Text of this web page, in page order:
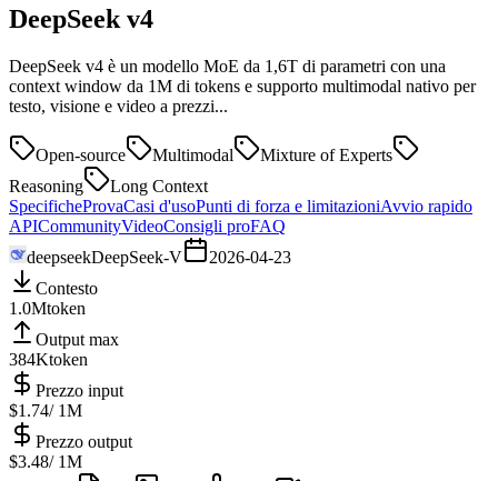
DeepSeek v4
DeepSeek v4 è un modello MoE da 1,6T di parametri con una
context window da 1M di tokens e supporto multimodal nativo per
testo, visione e video a prezzi...
Open-source Multimodal
Mixture of Experts
Reasoning
Long Context
SpecificheProvaCasi d'usoPunti di forza e limitazioniAvvio rapido
APICommunityVideoConsigli proFAQ
deepseekDeepSeek-V
2026-04-23
Contesto
1.0Mtoken
Output max
384Ktoken
Prezzo input
$1.74/ 1M
Prezzo output
$3.48/ 1M